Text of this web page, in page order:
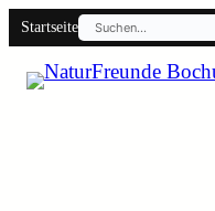
Startseite
Suchen